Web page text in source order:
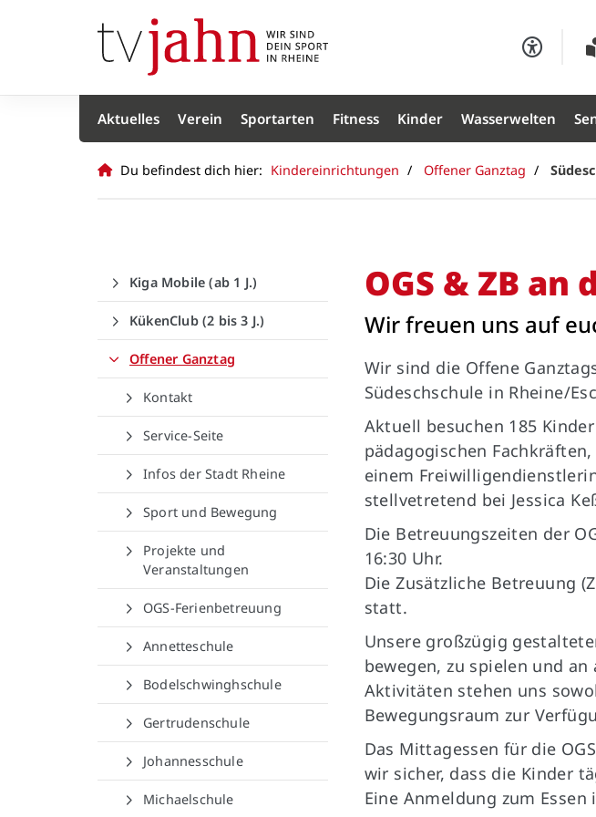
Aktuelles Verein Sportarten Fitness Kinder Wasserwelten
Du befindest dich hier: Kindereinrichtungen Offener Ganztag
OGS & ZB an
Wir freuen uns auf
Wir sind die Offene
Südeschschule in Rheine/
Aktuell besuchen 185
pädagogischen
einem
stellvetretend bei Jessica
Die Betreuungszeiten der
16:30 Uhr.
Die Zusätzliche Betreuung
statt.
Unsere großzügig
bewegen, zu spielen und
Aktivitäten stehen uns
Bewegungsraum zur
Das Mittagessen für die
wir sicher, dass die Kinder
Eine Anmeldung zum
Kiga Mobile (ab 1 J.)
KükenClub (2 bis 3 J.)
Offener Ganztag
Kontakt
Service-Seite
Infos der Stadt Rheine
Sport und Bewegung
Projekte und
Veranstaltungen
OGS-Ferienbetreuung
Annetteschule
Bodelschwinghschule
Gertrudenschule
Johannesschule
Michaelschule Anschrift